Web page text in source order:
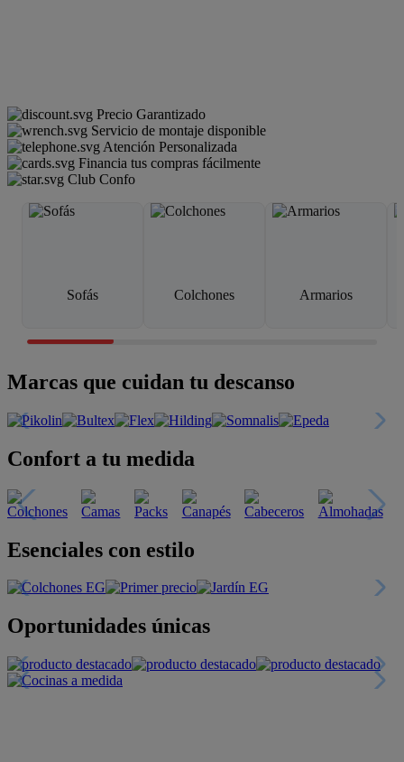
Precio Garantizado
Servicio de montaje disponible
Atención Personalizada
Financia tus compras fácilmente
Club Confo
Sofás Colchones Armarios
Marcas que cuidan tu descanso
Confort a tu medida
Esenciales con estilo
Oportunidades únicas